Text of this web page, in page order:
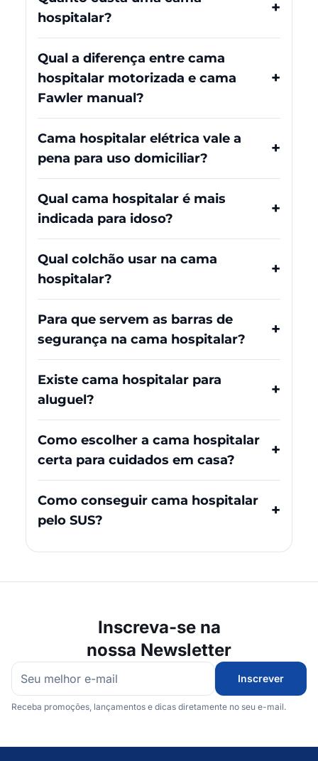
hospitalar?
Qual a diferença entre cama
hospitalar motorizada e cama
Fawler manual?
Cama hospitalar elétrica vale a
pena para uso domiciliar?
Qual cama hospitalar é mais
indicada para idoso?
Qual colchão usar na cama
hospitalar?
Para que servem as barras de
segurança na cama hospitalar?
Existe cama hospitalar para
aluguel?
Como escolher a cama hospitalar
certa para cuidados em casa?
Como conseguir cama hospitalar
pelo SUS?
Inscreva-se na
nossa Newsletter
Inscrever
Receba promoções, lançamentos e dicas diretamente no seu e-mail.